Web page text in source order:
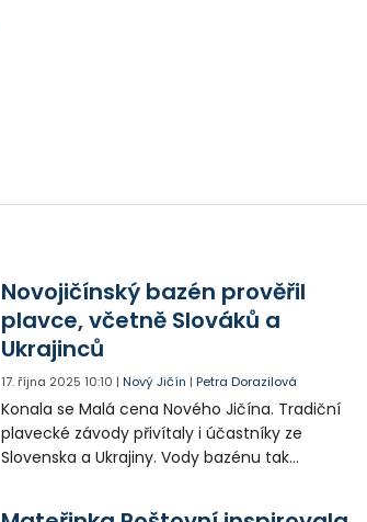
Novojičínský bazén prověřil
plavce, včetně Slováků a
Ukrajinců
17. října 2025 10:10 |Nový Jičín |Petra Dorazilová
Konala se Malá cena Nového Jičína. Tradiční
plavecké závody přivítaly i účastníky ze
Slovenska a Ukrajiny. Vody bazénu tak